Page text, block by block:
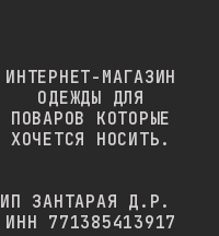
ИНТЕРНЕТ-МАГАЗИН
ОДЕЖДЫ ДЛЯ
ПОВАРОВ КОТОРЫЕ
ХОЧЕТСЯ НОСИТЬ.
ИП ЗАНТАРАЯ Д.Р.
ИНН 771385413917